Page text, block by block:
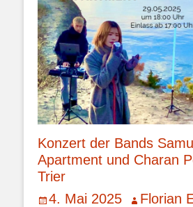
Konzert der Bands
Apartment und Charan
Trier
Veröffentlicht
4. Mai 2025 Autor
Florian